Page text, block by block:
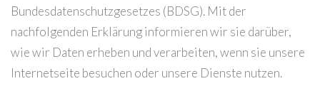
Bundesdatenschutzgesetzes (BDSG). Mit der
nachfolgenden Erklärung informieren wir sie darüber,
wie wir Daten erheben und verarbeiten, wenn sie unsere
Internetseite besuchen oder unsere Dienste nutzen.